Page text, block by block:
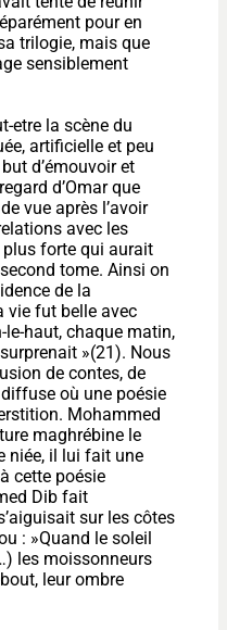
pour en
trilogie, mais que
sensiblement
etre la scène du
artificielle et peu
d’émouvoir et
d’Omar que
vue après l’avoir
avec les
plus forte qui aurait
tome. Ainsi on
de la
vie fut belle avec
haut, chaque matin,
»(21). Nous
de contes, de
où une poésie
Mohammed
maghrébine le
niée, il lui fait une
cette poésie
Dib fait
sur les côtes
: »Quand le soleil
les moissonneurs
leur ombre